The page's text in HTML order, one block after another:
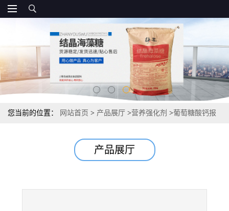
您当前的位置： 网站首页 > 产品展厅 >营养强化剂 >葡萄糖酸钙报
产品展厅